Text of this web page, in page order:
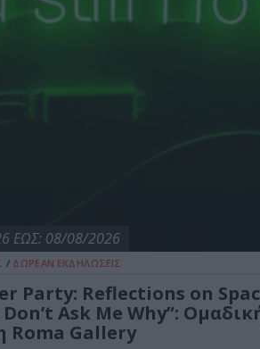
ΕΩΣ: 08/08/2026
/ ΔΩΡΕΑΝ ΕΚΔΗΛΩΣΕΙΣ
Party: Reflections on
Ask Me Why”:
Roma Gallery